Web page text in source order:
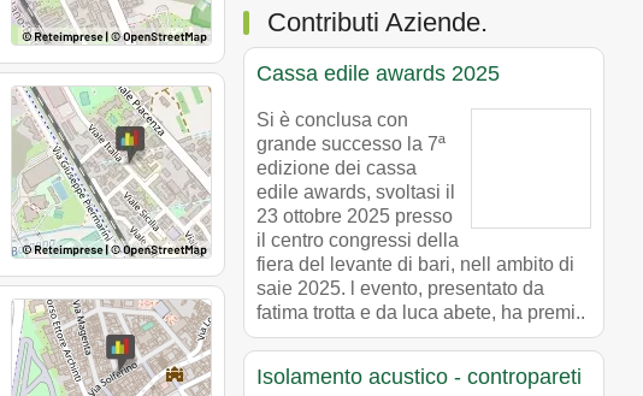
Contributi Aziende.
Cassa edile awards 2025
Si è conclusa con
grande successo la 7ª
edizione dei cassa
edile awards, svoltasi il
23 ottobre 2025 presso
il centro congressi della
fiera del levante di bari, nell ambito di
saie 2025. l evento, presentato da
fatima trotta e da luca abete, ha premi..
Isolamento acustico - contropareti